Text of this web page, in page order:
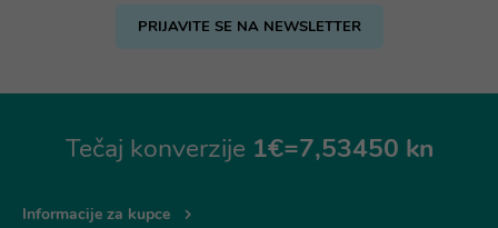
PRIJAVITE SE NA NEWSLETTER
Tečaj konverzije 1€=7,53450 kn
Informacije za kupce